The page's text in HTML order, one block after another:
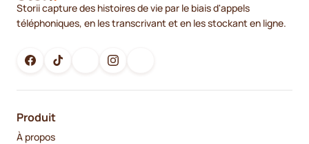
Storii capture des histoires de vie par le biais d'appels
téléphoniques, en les transcrivant et en les stockant en ligne.
Produit
À propos